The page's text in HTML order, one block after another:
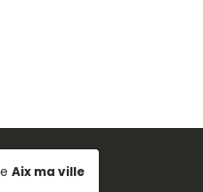
Aix ma ville